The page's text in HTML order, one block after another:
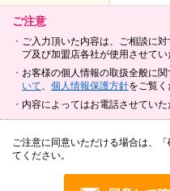
ご注意
ご入力頂いた内容は、ご相談に
プ及び加盟店各社が使用させてい
お客様の個人情報の取扱全般に関
いて
個人情報保護方針をご覧く
内容によってはお電話させていた
ご注意に同意いただける場合は、
てください。